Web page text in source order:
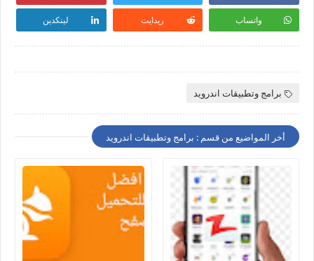
واتساب ريدايت لينكدين
برامج وتطبيقات اندرويد
أخر المواضيع من قسم : برامج وتطبيقات اندرويد